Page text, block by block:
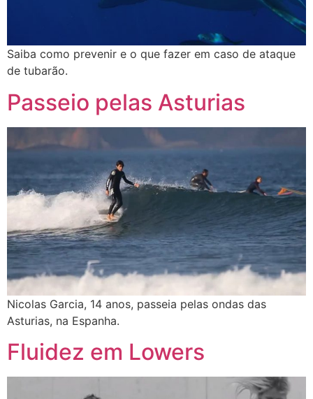
Saiba como prevenir e o que fazer em caso de ataque
de tubarão.
Passeio pelas Asturias
Nicolas Garcia, 14 anos, passeia pelas ondas das
Asturias, na Espanha.
Fluidez em Lowers